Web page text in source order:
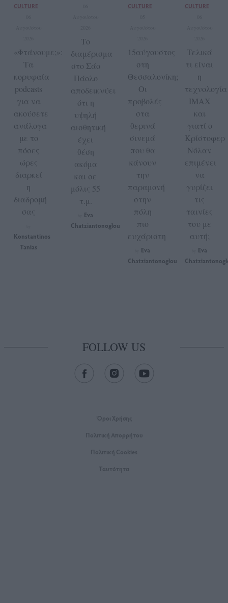
CULTURE
«Φτάνουμε;»:
Τα
κορυφαία
podcasts
για να
ακούσετε
ανάλογα
με το
πόσες
ώρες
διαρκεί
η
διαδρομή
σας
Konstantinos
Tanias
Το
διαμέρισμα
στο Σάο
Πάολο
αποδεικνύει
ότι η
υψηλή
αισθητική
έχει
θέση
ακόμα
και σε
μόλις 55
τ.μ.
Eva
Chatziantonoglou
CULTURE
15αύγουστος
στη
Θεσσαλονίκη;
Οι
προβολές
στα
θερινά
σινεμά
που θα
κάνουν
την
παραμονή
στην
πόλη
πιο
ευχάριστη
Eva
Chatziantonoglou
CULTURE
Τελικά
τι είναι
η
τεχνολογία
IMAX
και
γιατί ο
Κρίστοφερ
Νόλαν
επιμένει
να
γυρίζει
τις
ταινίες
του με
αυτή;
Eva
FOLLOW US
Όροι Xρήσης
Πολιτική Απορρήτου
Πολιτική Cookies
Ταυτότητα